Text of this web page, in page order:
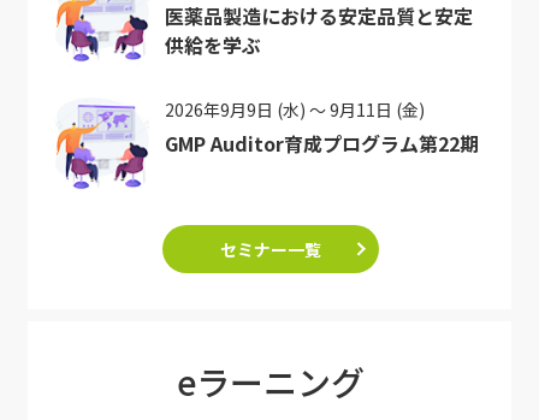
医薬品製造における安定品質と安定
供給を学ぶ
2026年9月9日 (水) ～ 9月11日 (金)
GMP Auditor育成プログラム第22期
セミナー一覧
eラーニング